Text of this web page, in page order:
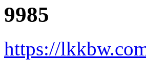
9985
https://